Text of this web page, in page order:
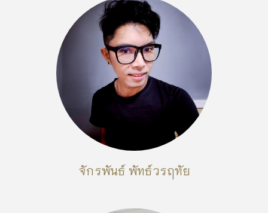
จักรพันธ์​ พัทธ์​วรฤทัย